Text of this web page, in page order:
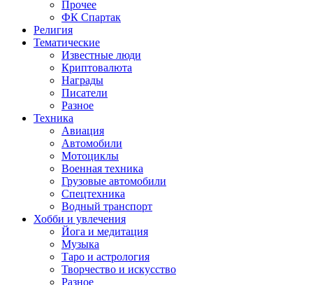
Прочее
ФК Спартак
Религия
Тематические
Известные люди
Криптовалюта
Награды
Писатели
Разное
Техника
Авиация
Автомобили
Мотоциклы
Военная техника
Грузовые автомобили
Спецтехника
Водный транспорт
Хобби и увлечения
Йога и медитация
Музыка
Таро и астрология
Творчество и искусство
Разное